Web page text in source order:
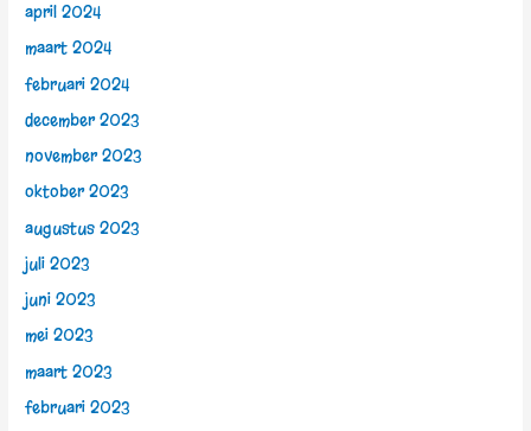
april 2024
maart 2024
februari 2024
december 2023
november 2023
oktober 2023
augustus 2023
juli 2023
juni 2023
mei 2023
maart 2023
februari 2023